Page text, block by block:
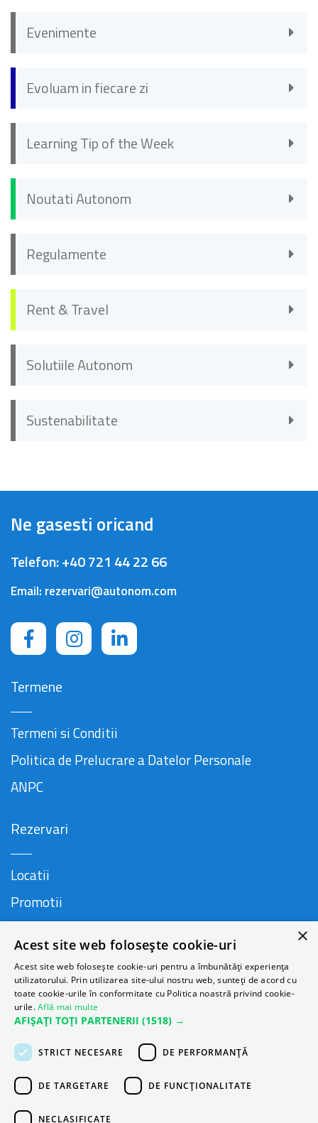
Evenimente
Evoluam in fiecare zi
Learning Tip of the Week
Noutati Autonom
Regulamente
Rent & Travel
Solutiile Autonom
Sustenabilitate
Ne gasesti oricand
Telefon:+40 721 44 22 66
Email: rezervari@autonom.com
Termene
Termeni si Conditii
Politica de Prelucrare a Datelor Personale
ANPC
Rezervari
Locatii
Promotii
Companie
Contact
Despre Autonom
×
Acest site web folosește cookie-uri
Acest site web folosește cookie-uri pentru a îmbunătăți experiența
utilizatorului. Prin utilizarea site-ului nostru web, sunteți de acord cu
toate cookie-urile în conformitate cu Politica noastră privind cookie-
urile.Află mai multe
AFIȘAȚI TOȚI PARTENERII (1518) →
STRICT NECESARE DE PERFORMANȚĂ
DE TARGETARE DE FUNCŢIONALITATE
NECLASIFICATE